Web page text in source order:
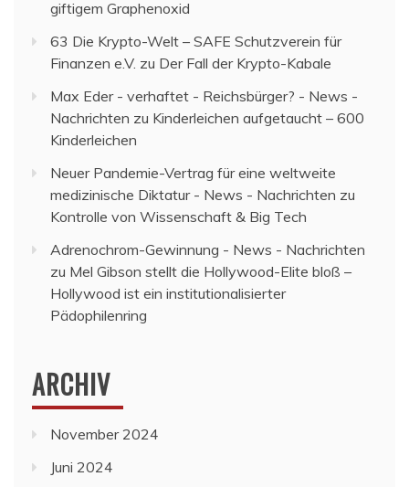
giftigem Graphenoxid
63 Die Krypto-Welt – SAFE Schutzverein für
Finanzen e.V. zu Der Fall der Krypto-Kabale
Max Eder - verhaftet - Reichsbürger? - News -
Nachrichten zu Kinderleichen aufgetaucht – 600
Kinderleichen
Neuer Pandemie-Vertrag für eine weltweite
medizinische Diktatur - News - Nachrichten zu
Kontrolle von Wissenschaft & Big Tech
Adrenochrom-Gewinnung - News - Nachrichten
zu Mel Gibson stellt die Hollywood-Elite bloß –
Hollywood ist ein institutionalisierter
Pädophilenring
ARCHIV
November 2024
Juni 2024